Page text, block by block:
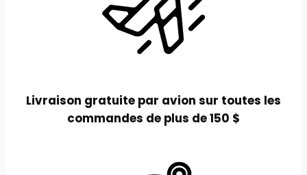
Livraison gratuite par avion sur toutes les
commandes de plus de 150 $